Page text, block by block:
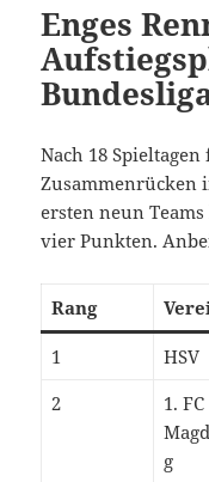
Enges
Nach 18
Zusammenrücken
ersten neun
vier Punkten.
Rang
1 HSV
2
1. FC
g